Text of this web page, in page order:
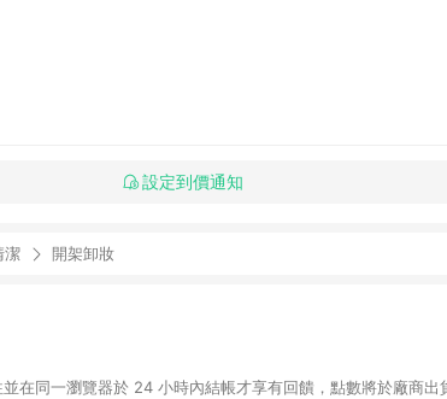
設定到價通知
潔 開架卸妝
在同一瀏覽器於 24 小時內結帳才享有回饋，點數將於廠商出